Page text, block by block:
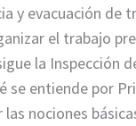
y evacuación de
el trabajo
la Inspección
entiende por
nociones